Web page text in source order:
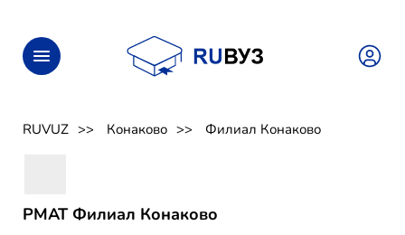
RUVUZ Конаково Филиал Конаково
РМАТ Филиал Конаково